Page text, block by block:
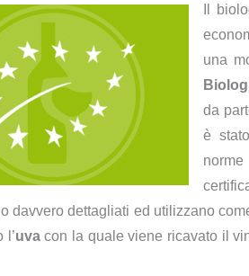
Il
una
da
è
davvero dettagliati ed utilizzano
l’uvacon la quale viene ricavato il